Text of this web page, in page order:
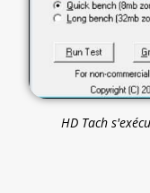
HD Tach